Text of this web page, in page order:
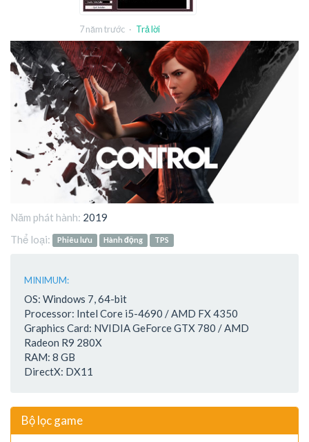
7 năm trước · Trả lời
Năm phát hành: 2019
Thể loại:
Phiêu lưu Hành động TPS
MINIMUM:
OS: Windows 7, 64-bit
Processor: Intel Core i5-4690 / AMD FX 4350
Graphics Card: NVIDIA GeForce GTX 780 / AMD
Radeon R9 280X
RAM: 8 GB
DirectX: DX11
Bộ lọc game